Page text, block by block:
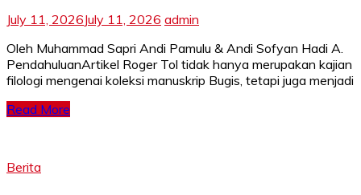
July 11, 2026July 11, 2026 admin
Oleh Muhammad Sapri Andi Pamulu & Andi Sofyan Hadi A.
PendahuluanArtikel Roger Tol tidak hanya merupakan kajian
filologi mengenai koleksi manuskrip Bugis, tetapi juga menjadi
Read More
Berita